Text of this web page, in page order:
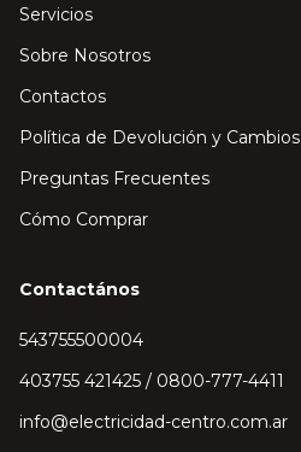
Servicios
Sobre Nosotros
Contactos
Política de Devolución y Cambios
Preguntas Frecuentes
Cómo Comprar
Contactános
543755500004
403755 421425 / 0800-777-4411
info@electricidad-centro.com.ar